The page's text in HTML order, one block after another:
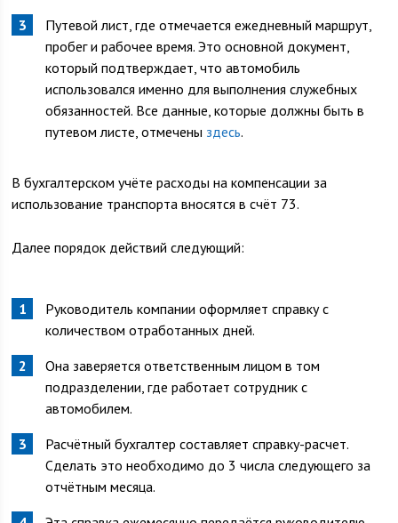
Путевой лист, где отмечается ежедневный маршрут,
пробег и рабочее время. Это основной документ,
который подтверждает, что автомобиль
использовался именно для выполнения служебных
обязанностей. Все данные, которые должны быть в
путевом листе, отмечены здесь.
В бухгалтерском учёте расходы на компенсации за
использование транспорта вносятся в счёт 73.
Далее порядок действий следующий:
Руководитель компании оформляет справку с
количеством отработанных дней.
Она заверяется ответственным лицом в том
подразделении, где работает сотрудник с
автомобилем.
Расчётный бухгалтер составляет справку-расчет.
Сделать это необходимо до 3 числа следующего за
отчётным месяца.